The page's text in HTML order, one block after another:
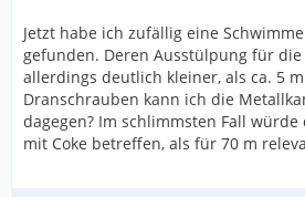
Jetzt habe ich zufällig eine
gefunden. Deren Ausstülpung für die
allerdings deutlich kleiner, als ca. 5
Dranschrauben kann ich die
dagegen? Im schlimmsten Fall
mit Coke betreffen, als für 70 m